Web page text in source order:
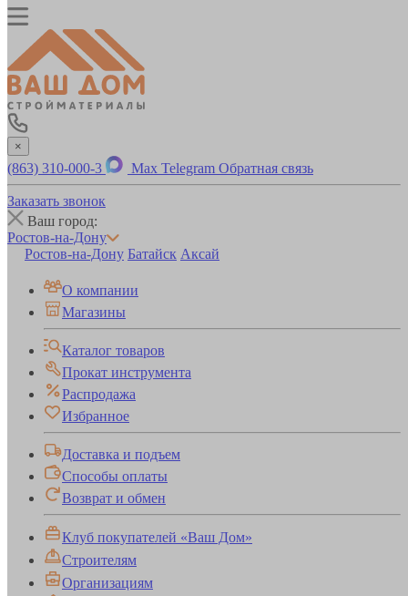
×
(863) 310-000-3 Max Telegram Обратная связь
Заказать звонок
Ваш город:
Ростов-на-Дону
Ростов-на-Дону Батайск Аксай
О компании
Магазины
Каталог товаров
Прокат инструмента
Распродажа
Избранное
Доставка и подъем
Способы оплаты
Возврат и обмен
Клуб покупателей «Ваш Дом»
Строителям
Организациям